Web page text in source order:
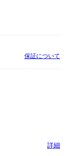
保証について
詳細